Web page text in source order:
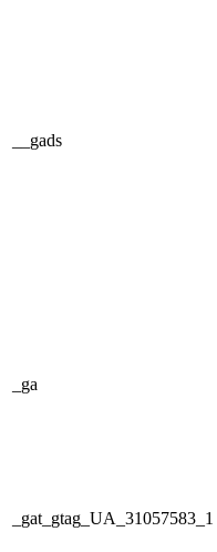
__gads
_ga
_gat_gtag_UA_31057583_1